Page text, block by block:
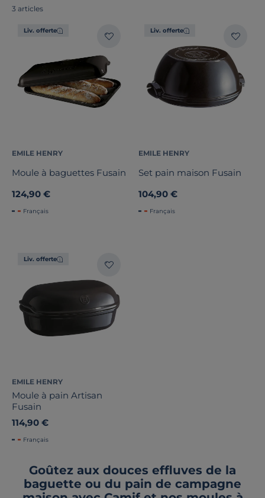
3 articles
Liv. offerte
EMILE HENRY
Moule à baguettes Fusain
124,90 €
Français
Liv. offerte
EMILE HENRY
Set pain maison Fusain
104,90 €
Français
Liv. offerte
EMILE HENRY
Moule à pain Artisan
Fusain
114,90 €
Français
Goûtez aux douces effluves de la
baguette ou du pain de campagne
Marque
Note des clients
Pays de fabrication